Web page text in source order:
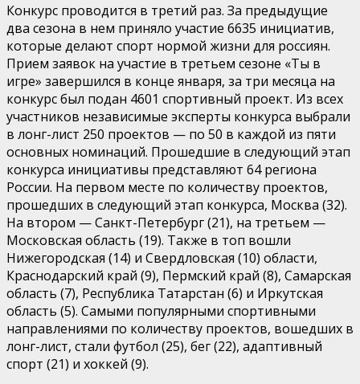
Конкурс проводится в третий раз. За предыдущие
два сезона в нем приняло участие 6635 инициатив,
которые делают спорт нормой жизни для россиян.
Прием заявок на участие в третьем сезоне «Ты в
игре» завершился в конце января, за три месяца на
конкурс был подан 4601 спортивный проект. Из всех
участников независимые эксперты конкурса выбрали
в лонг-лист 250 проектов — по 50 в каждой из пяти
основных номинаций. Прошедшие в следующий этап
конкурса инициативы представляют 64 региона
России. На первом месте по количеству проектов,
прошедших в следующий этап конкурса, Москва (32).
На втором — Санкт-Петербург (21), на третьем —
Московская область (19). Также в топ вошли
Нижегородская (14) и Свердловская (10) области,
Краснодарский край (9), Пермский край (8), Самарская
область (7), Республика Татарстан (6) и Иркутская
область (5). Самыми популярными спортивными
направлениями по количеству проектов, вошедших в
лонг-лист, стали футбол (25), бег (22), адаптивный
спорт (21) и хоккей (9).